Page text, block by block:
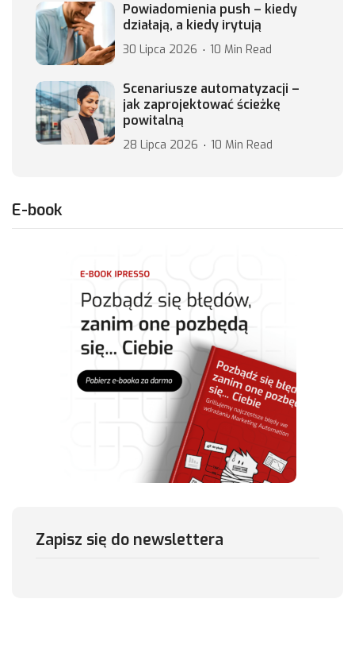
Powiadomienia push – kiedy
działają, a kiedy irytują
30 Lipca 2026 10 Min Read
Scenariusze automatyzacji –
jak zaprojektować ścieżkę
powitalną
28 Lipca 2026 10 Min Read
E-book
Zapisz się do newslettera